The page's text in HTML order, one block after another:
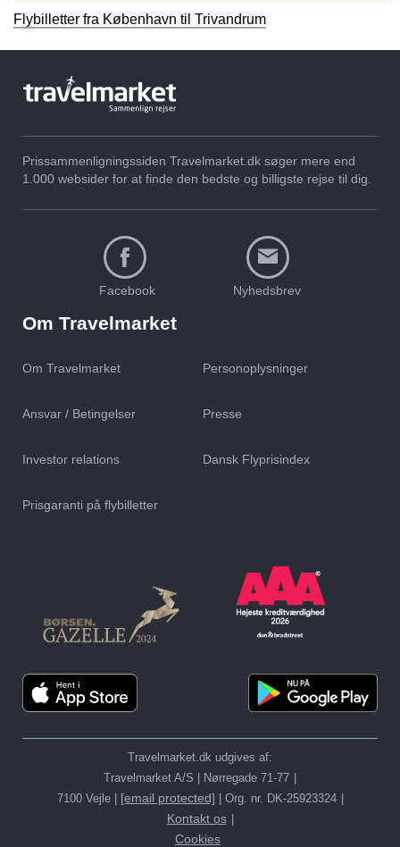
Flybilletter fra København til Trivandrum
Prissammenligningssiden Travelmarket.dk søger mere end
1.000 websider for at finde den bedste og billigste rejse til dig.
Facebook Nyhedsbrev
Om Travelmarket
Om Travelmarket Personoplysninger
Ansvar / Betingelser Presse
Investor relations Dansk Flyprisindex
Prisgaranti på flybilletter
Travelmarket.dk udgives af:
Travelmarket A/S | Nørregade 71-77
7100 Vejle | [email protected] | Org. nr. DK-25923324
Kontakt os
Cookies